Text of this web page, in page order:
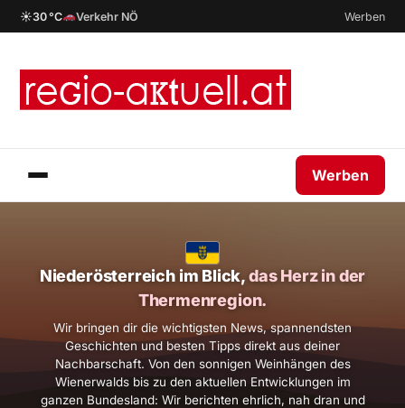
☀30 °C Verkehr NÖ Werben
Werben
Niederösterreich im Blick,das Herz in der
Thermenregion.
Wir bringen dir die wichtigsten News, spannendsten
Geschichten und besten Tipps direkt aus deiner
Nachbarschaft. Von den sonnigen Weinhängen des
Wienerwalds bis zu den aktuellen Entwicklungen im
ganzen Bundesland: Wir berichten ehrlich, nah dran und